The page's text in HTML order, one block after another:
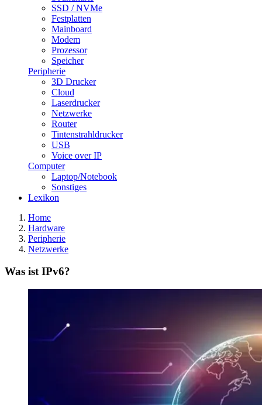
SSD / NVMe
Festplatten
Mainboard
Modem
Prozessor
Speicher
Peripherie
3D Drucker
Cloud
Laserdrucker
Netzwerke
Router
Tintenstrahldrucker
USB
Voice over IP
Computer
Laptop/Notebook
Sonstiges
Lexikon
Home
Hardware
Peripherie
Netzwerke
Was ist IPv6?